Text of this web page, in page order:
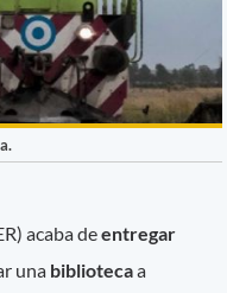
acaba deentregar
una bibliotecaa